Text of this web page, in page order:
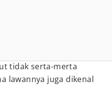
tidak serta-merta
lawannya juga dikenal